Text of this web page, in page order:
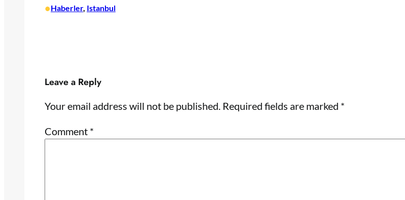
•Haberler, Istanbul
Leave a Reply
Your email address will not be published. Required fields are marked *
Comment *